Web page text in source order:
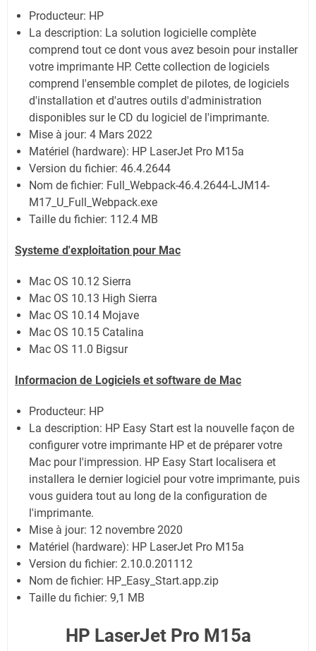
Producteur: HP
La description: La solution logicielle complète
comprend tout ce dont vous avez besoin pour installer
votre imprimante HP. Cette collection de logiciels
comprend l'ensemble complet de pilotes, de logiciels
d'installation et d'autres outils d'administration
disponibles sur le CD du logiciel de l'imprimante.
Mise à jour: 4 Mars 2022
Matériel (hardware): HP LaserJet Pro M15a
Version du fichier: 46.4.2644
Nom de fichier: Full_Webpack-46.4.2644-LJM14-
M17_U_Full_Webpack.exe
Taille du fichier: 112.4 MB
Systeme d'exploitation pour Mac
Mac OS 10.12 Sierra
Mac OS 10.13 High Sierra
Mac OS 10.14 Mojave
Mac OS 10.15 Catalina
Mac OS 11.0 Bigsur
Informacion de Logiciels et software de Mac
Producteur: HP
La description: HP Easy Start est la nouvelle façon de
configurer votre imprimante HP et de préparer votre
Mac pour l'impression. HP Easy Start localisera et
installera le dernier logiciel pour votre imprimante, puis
vous guidera tout au long de la configuration de
l'imprimante.
Mise à jour: 12 novembre 2020
Matériel (hardware): HP LaserJet Pro M15a
Version du fichier: 2.10.0.201112
Nom de fichier: HP_Easy_Start.app.zip
Taille du fichier: 9,1 MB
HP LaserJet Pro M15a